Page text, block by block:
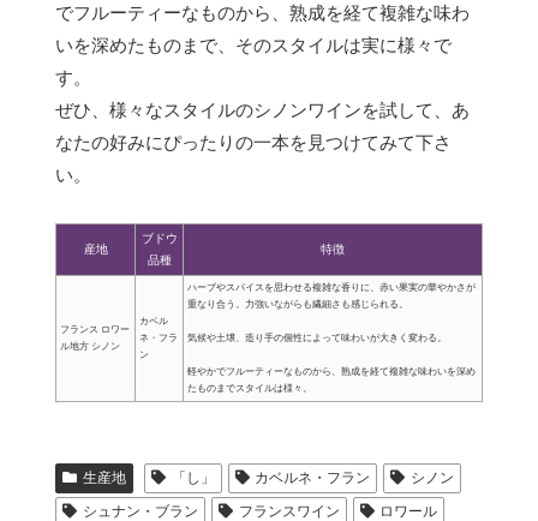
でフルーティーなものから、熟成を経て複雑な味わ
いを深めたものまで、そのスタイルは実に様々で
す。
ぜひ、様々なスタイルのシノンワインを試して、あ
なたの好みにぴったりの一本を見つけてみて下さ
い。
産地
ブドウ
品種
特徴
フランス ロワー
ル地方 シノン
カベル
ネ・フラ
ン
ハーブやスパイスを思わせる複雑な香りに、赤い果実の華やかさが
重なり合う。力強いながらも繊細さも感じられる。
気候や土壌、造り手の個性によって味わいが大きく変わる。
軽やかでフルーティーなものから、熟成を経て複雑な味わいを深め
たものまでスタイルは様々。
生産地 「し」 カベルネ・フラン
シノン
シュナン・ブラン
フランスワイン ロワール